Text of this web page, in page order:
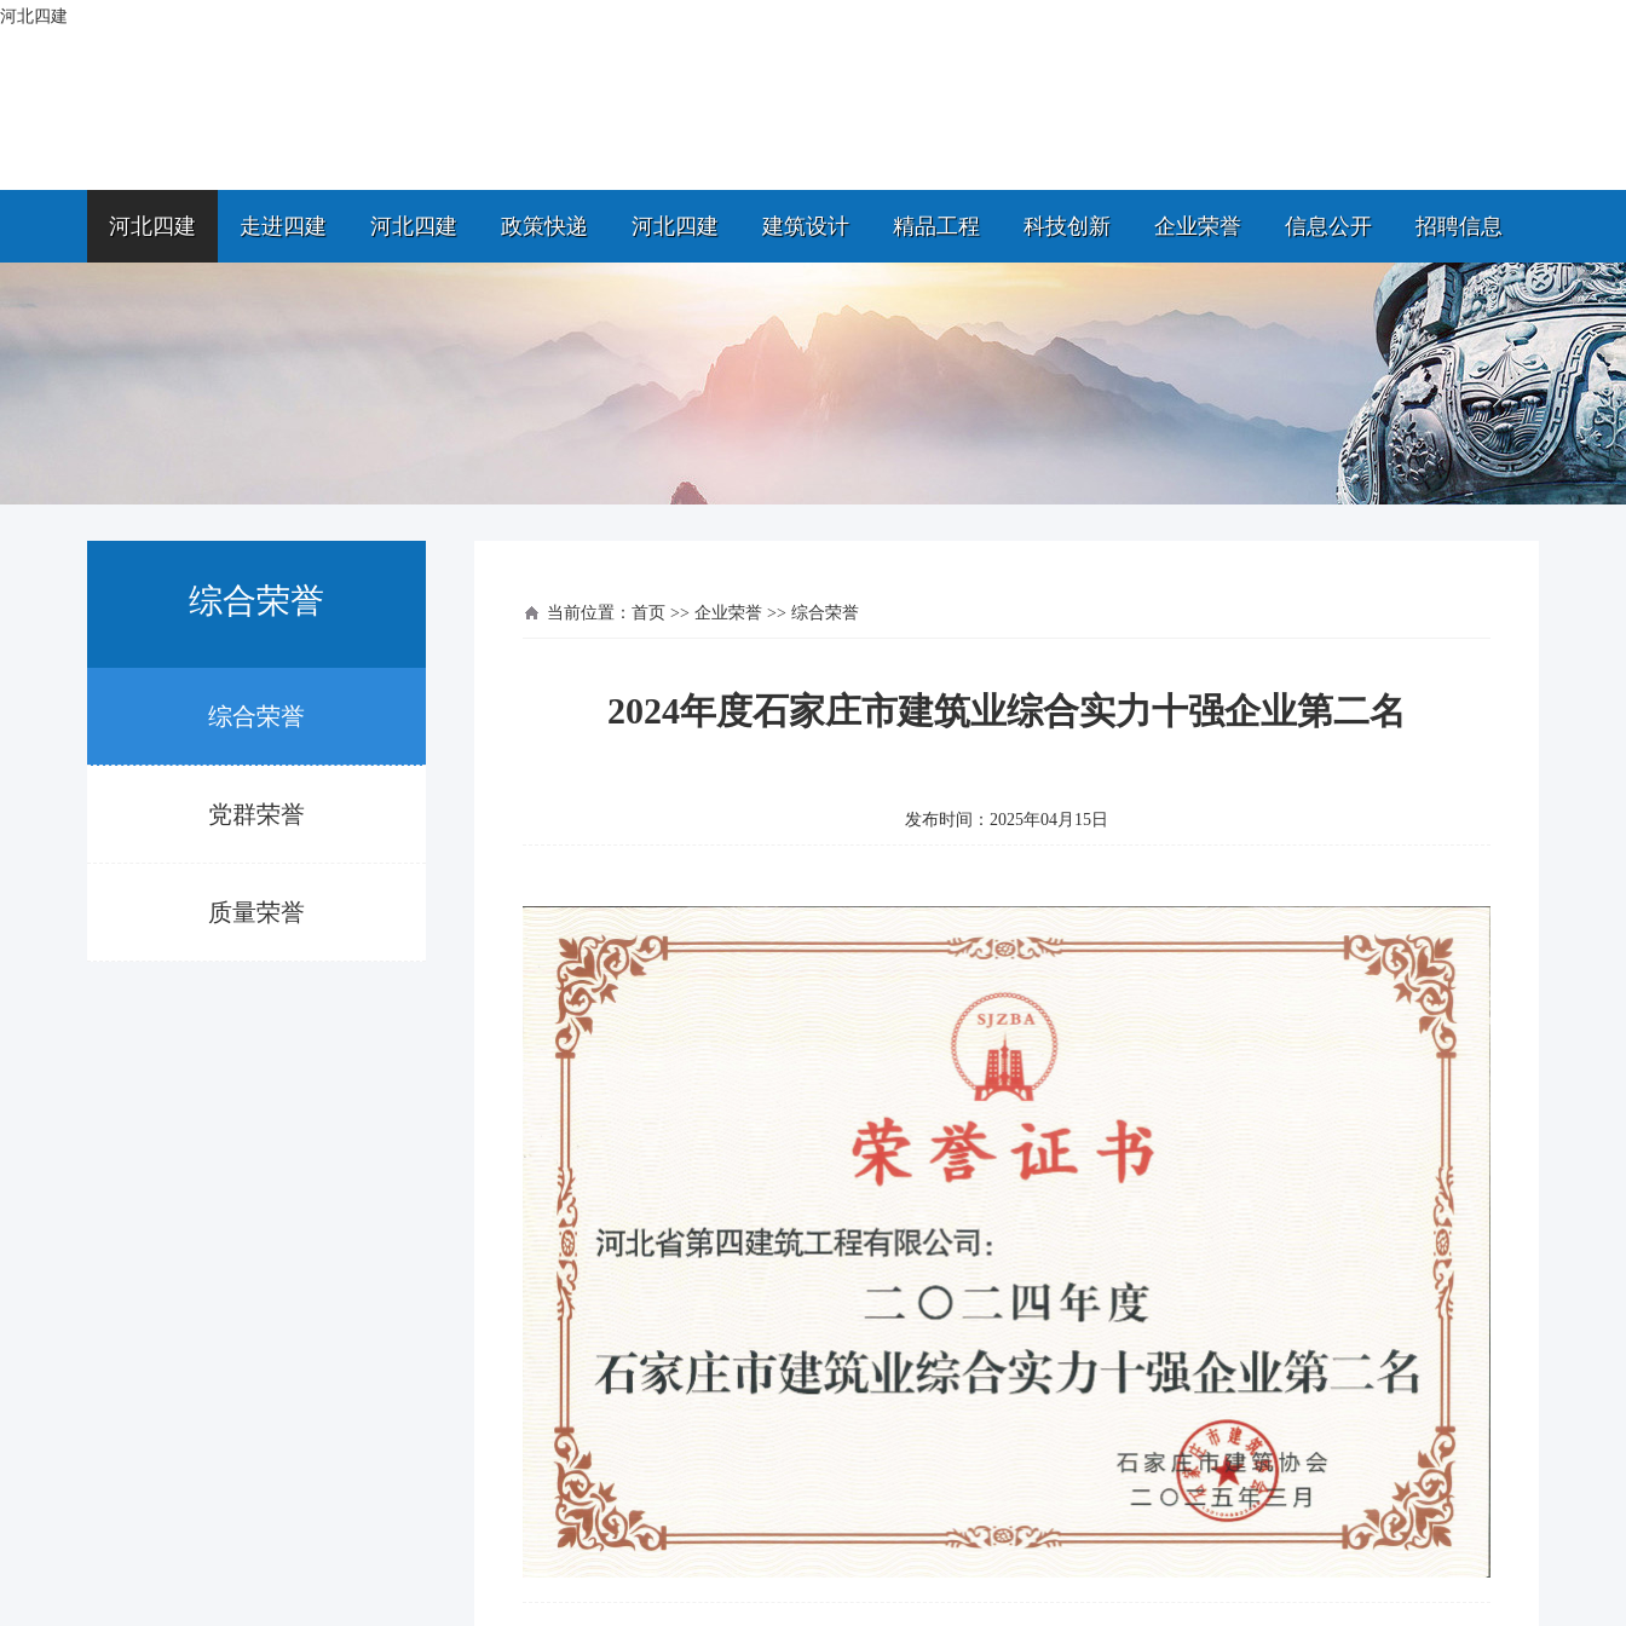
河北四建
河北四建 走进四建 河北四建 政策快递 河北四建 建筑设计 精品工程 科技创新 企业荣誉 信息公开 招聘信息
综合荣誉
综合荣誉
党群荣誉
质量荣誉
当前位置： 首页 >> 企业荣誉 >> 综合荣誉
2024年度石家庄市建筑业综合实力十强企业第二名
发布时间：2025年04月15日